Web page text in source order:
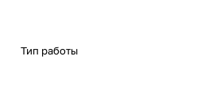
Тип работы